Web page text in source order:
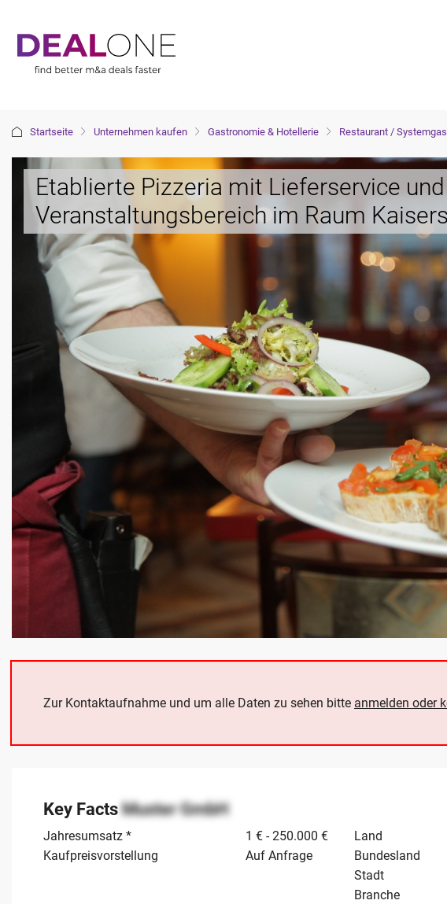
Startseite Unternehmen kaufen Gastronomie & Hotellerie Restaurant /
Etablierte Pizzeria mit Lieferservice und
Veranstaltungsbereich im Raum
Zur Kontaktaufnahme und um alle Daten zu sehen bitte anmelden oder
Key FactsMuster GmbH
Jahresumsatz *
1 € - 250.000 €
Kaufpreisvorstellung
Auf Anfrage
Land
Bundesland
Stadt
Branche